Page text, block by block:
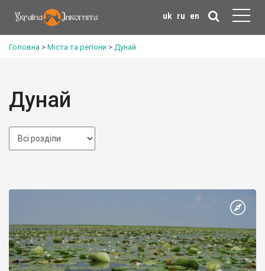
uk ru en
Головна > Міста та регіони > Дунай
Дунай